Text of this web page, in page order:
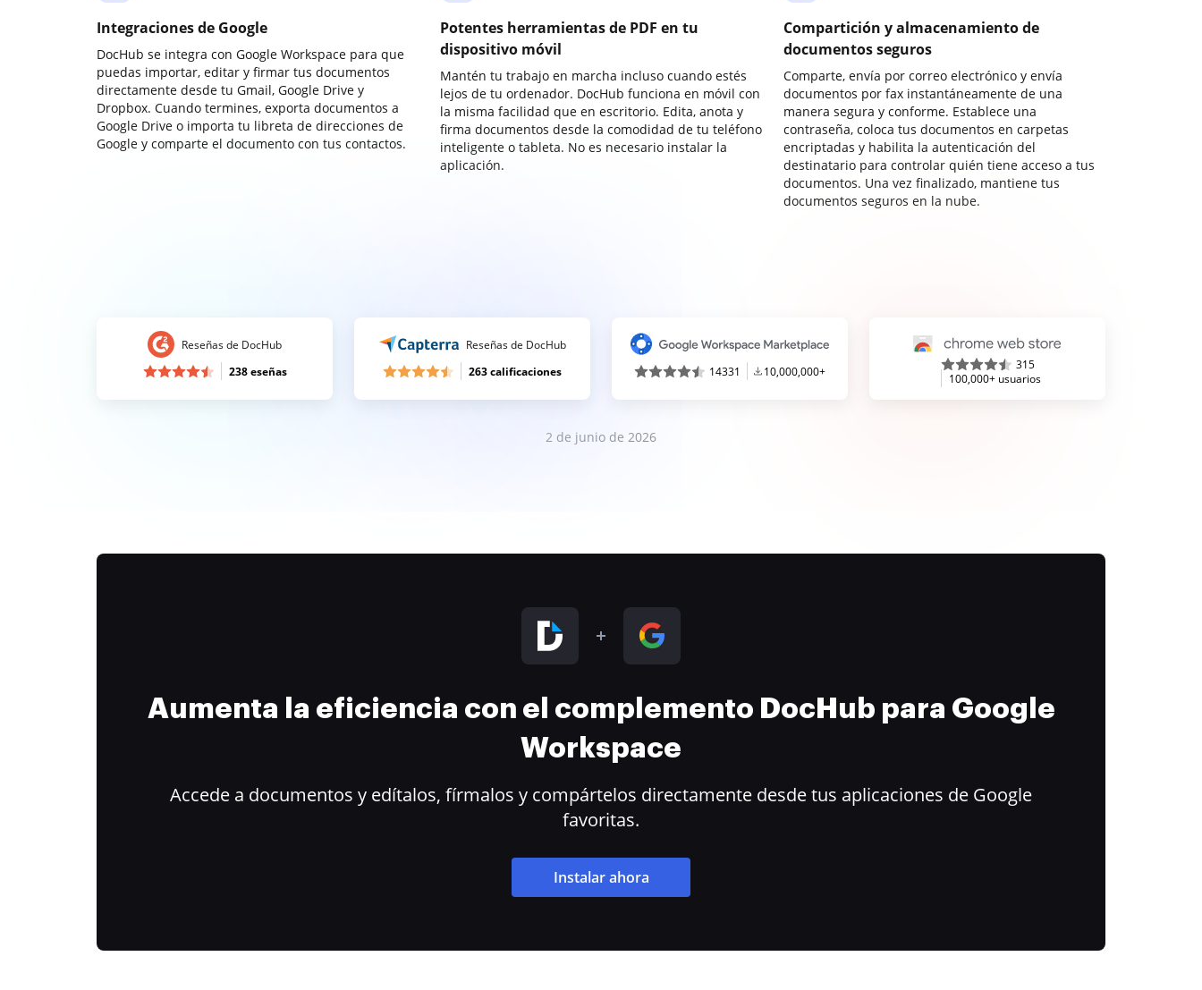
Integraciones de Google
DocHub se integra con Google Workspace para que
puedas importar, editar y firmar tus documentos
directamente desde tu Gmail, Google Drive y
Dropbox. Cuando termines, exporta documentos a
Google Drive o importa tu libreta de direcciones de
Google y comparte el documento con tus contactos.
Potentes herramientas de PDF en tu
dispositivo móvil
Mantén tu trabajo en marcha incluso cuando estés
lejos de tu ordenador. DocHub funciona en móvil con
la misma facilidad que en escritorio. Edita, anota y
firma documentos desde la comodidad de tu teléfono
inteligente o tableta. No es necesario instalar la
aplicación.
Compartición y almacenamiento de
documentos seguros
Comparte, envía por correo electrónico y envía
documentos por fax instantáneamente de una
manera segura y conforme. Establece una
contraseña, coloca tus documentos en carpetas
encriptadas y habilita la autenticación del
destinatario para controlar quién tiene acceso a tus
documentos. Una vez finalizado, mantiene tus
documentos seguros en la nube.
Reseñas de DocHub
238 eseñas
Reseñas de DocHub
263 calificaciones
14331 10,000,000+
315
100,000+ usuarios
2 de junio de 2026
Aumenta la eficiencia con el complemento DocHub para Google
Workspace
Accede a documentos y edítalos, fírmalos y compártelos directamente desde tus aplicaciones de Google
favoritas.
Instalar ahora